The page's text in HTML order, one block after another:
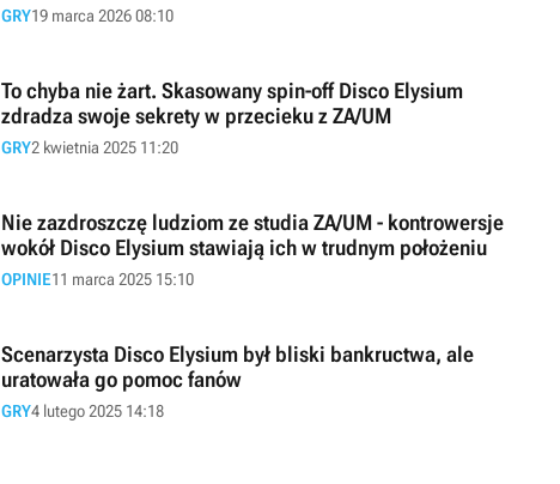
GRY19 marca 2026 08:10
To chyba nie żart. Skasowany spin-off Disco Elysium
zdradza swoje sekrety w przecieku z ZA/UM
GRY2 kwietnia 2025 11:20
Nie zazdroszczę ludziom ze studia ZA/UM - kontrowersje
wokół Disco Elysium stawiają ich w trudnym położeniu
OPINIE11 marca 2025 15:10
Scenarzysta Disco Elysium był bliski bankructwa, ale
uratowała go pomoc fanów
GRY4 lutego 2025 14:18